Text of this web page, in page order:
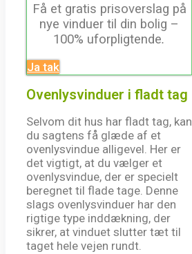
Få et gratis prisoverslag på
nye vinduer til din bolig –
100% uforpligtende.
Ja tak
Ovenlysvinduer i fladt tag
Selvom dit hus har fladt tag, kan
du sagtens få glæde af et
ovenlysvindue alligevel. Her er
det vigtigt, at du vælger et
ovenlysvindue, der er specielt
beregnet til flade tage. Denne
slags ovenlysvinduer har den
rigtige type inddækning, der
sikrer, at vinduet slutter tæt til
taget hele vejen rundt.